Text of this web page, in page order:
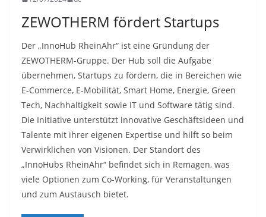
ZEWOTHERM fördert Startups
Der „InnoHub RheinAhr“ ist eine Gründung der
ZEWOTHERM-Gruppe. Der Hub soll die Aufgabe
übernehmen, Startups zu fördern, die in Bereichen wie
E-Commerce, E-Mobilität, Smart Home, Energie, Green
Tech, Nachhaltigkeit sowie IT und Software tätig sind.
Die Initiative unterstützt innovative Geschäftsideen und
Talente mit ihrer eigenen Expertise und hilft so beim
Verwirklichen von Visionen. Der Standort des
„InnoHubs RheinAhr“ befindet sich in Remagen, was
viele Optionen zum Co-Working, für Veranstaltungen
und zum Austausch bietet.